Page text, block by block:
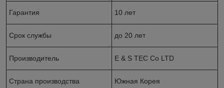
Гарантия 10 лет
Срок службы до 20 лет
Производитель E & S TEC Co LTD
Страна производства Южная Корея